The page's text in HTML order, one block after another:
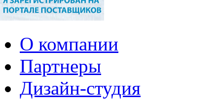
О компании
Партнеры
Дизайн-студия